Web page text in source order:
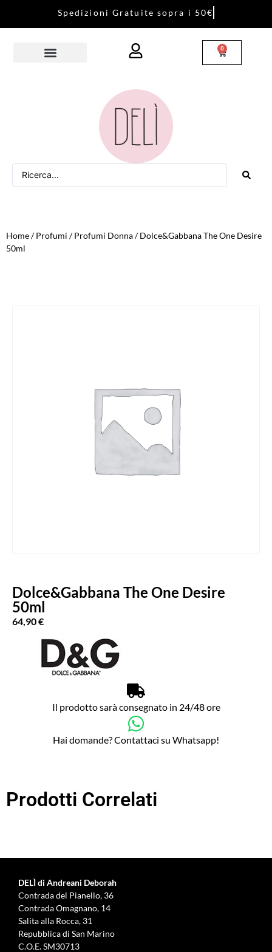
Sped izi on i Gratu ite sopra i 50€
0
Home/Profumi /Profumi Donna/ Dolce&Gabbana The One Desire
50ml
Dolce&Gabbana The One Desire
50ml
64,90€
Il prodotto sarà consegnato in 24/48 ore
Hai domande? Contattaci su Whatsapp!
Prodotti Correlati
DELÌ di Andreani Deborah
Contrada del Pianello, 36
Contrada Omagnano, 14
Salita alla Rocca, 31
Repubblica di San Marino
C.O.E. SM30713